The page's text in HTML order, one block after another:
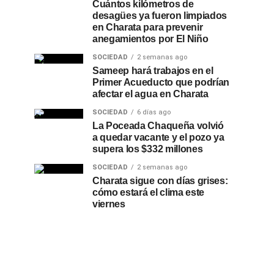
Cuántos kilómetros de
desagües ya fueron limpiados
en Charata para prevenir
anegamientos por El Niño
SOCIEDAD 2 semanas ago
Sameep hará trabajos en el
Primer Acueducto que podrían
afectar el agua en Charata
SOCIEDAD 6 días ago
La Poceada Chaqueña volvió
a quedar vacante y el pozo ya
supera los $332 millones
SOCIEDAD 2 semanas ago
Charata sigue con días grises:
cómo estará el clima este
viernes